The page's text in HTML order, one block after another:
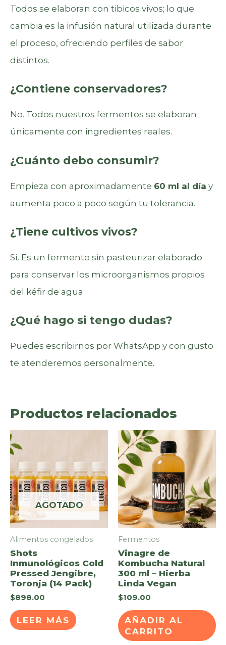
Todos se elaboran con tibicos vivos; lo que
cambia es la infusión natural utilizada durante
el proceso, ofreciendo perfiles de sabor
distintos.
¿Contiene conservadores?
No. Todos nuestros fermentos se elaboran
únicamente con ingredientes reales.
¿Cuánto debo consumir?
Empieza con aproximadamente 60 ml al día y
aumenta poco a poco según tu tolerancia.
¿Tiene cultivos vivos?
Sí. Es un fermento sin pasteurizar elaborado
para conservar los microorganismos propios
del kéfir de agua.
¿Qué hago si tengo dudas?
Puedes escribirnos por WhatsApp y con gusto
te atenderemos personalmente.
Productos relacionados
AGOTADO
Alimentos congelados
Shots
Inmunológicos Cold
Pressed Jengibre,
Toronja (14 Pack)
$898.00
LEER MÁS
Fermentos
Vinagre de
Kombucha Natural
300 ml – Hierba
Linda Vegan
$109.00
AÑADIR AL
CARRITO